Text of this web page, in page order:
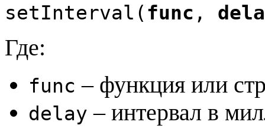
setInterval( func ,
Где:
func – функция или
delay – интервал в